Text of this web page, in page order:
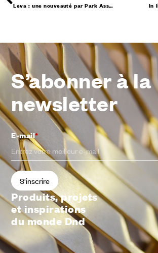
Leva : une nouveauté par Park Associati In
S’abonner à la
newsletter
E-mail*
Produits, projets
et inspirations
du monde Dnd